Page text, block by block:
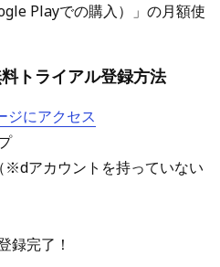
Playでの購入）」の月額使
トライアル登録方法
ジにアクセス
※dアカウントを持っていない
録完了！